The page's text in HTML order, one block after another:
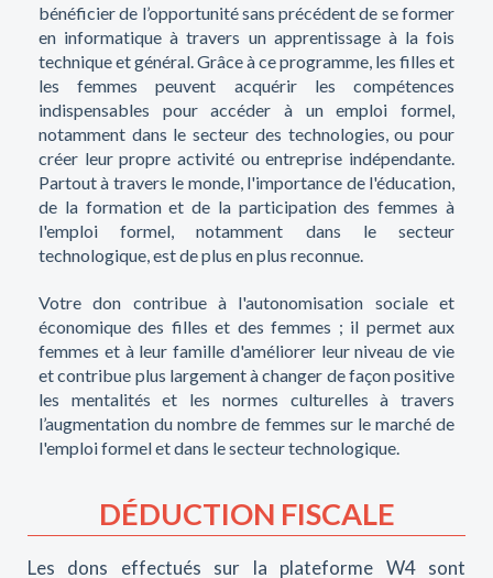
bénéficier de l’opportunité sans précédent de se former
en informatique à travers un apprentissage à la fois
technique et général. Grâce à ce programme, les filles et
les femmes peuvent acquérir les compétences
indispensables pour accéder à un emploi formel,
notamment dans le secteur des technologies, ou pour
créer leur propre activité ou entreprise indépendante.
Partout à travers le monde, l'importance de l'éducation,
de la formation et de la participation des femmes à
l'emploi formel, notamment dans le secteur
technologique, est de plus en plus reconnue.
Votre don contribue à l'autonomisation sociale et
économique des filles et des femmes ; il permet aux
femmes et à leur famille d'améliorer leur niveau de vie
et contribue plus largement à changer de façon positive
les mentalités et les normes culturelles à travers
l’augmentation du nombre de femmes sur le marché de
l'emploi formel et dans le secteur technologique.
DÉDUCTION FISCALE
Les dons effectués sur la plateforme W4 sont